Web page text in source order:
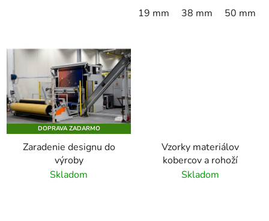
19 mm 38 mm 50 mm
DOPRAVA ZADARMO
Zaradenie designu do
výroby
Skladom
Vzorky materiálov
kobercov a rohoží
Skladom